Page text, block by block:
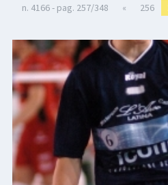
n. 4166 - pag. 257/348 « 256